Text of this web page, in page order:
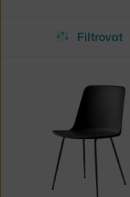
Filtrovat